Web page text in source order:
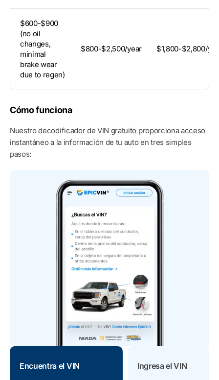
$600-$900
(no oil
changes,
minimal
brake wear
due to regen)
$800-$2,500/year $1,800-$2,800/
Cómo funciona
Nuestro decodificador de VIN gratuito proporciona acceso
instantáneo a la información de tu auto en tres simples
pasos:
Encuentra el VIN Ingresa el VIN